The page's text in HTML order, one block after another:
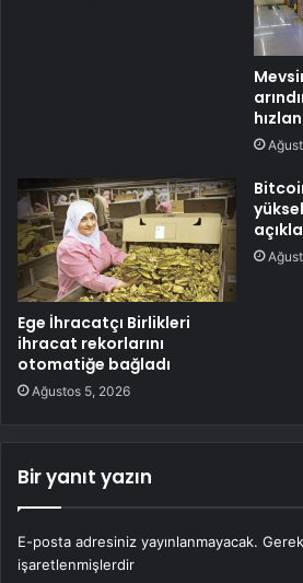
Ege İhracatçı Birlikleri
ihracat rekorlarını
otomatiğe bağladı
Ağustos 5, 2026
Bir yanıt yazın
E-posta adresiniz yayınlanmayacak.
işaretlenmişlerdir